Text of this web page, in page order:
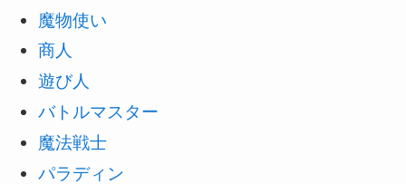
魔物使い
商人
遊び人
バトルマスター
魔法戦士
パラディン